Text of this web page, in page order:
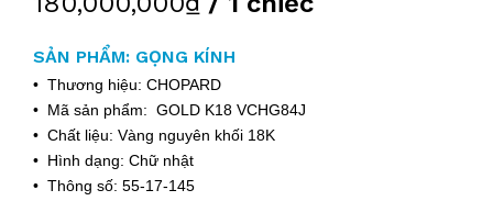
SẢN PHẨM: GỌNG KÍNH
• Thương hiệu: CHOPARD
• Mã sản phẩm: GOLD K18 VCHG84J
• Chất liệu: Vàng nguyên khối 18K
• Hình dạng: Chữ nhật
• Thông số: 55-17-145